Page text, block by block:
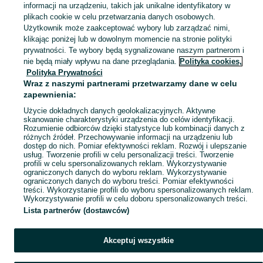
KATEGORIA
Skorzystaj z największego serwisu ogłoszeniowego - Janów i okolice! Kupuj to, czego pragniesz i sprzedawaj to, czego już nie potrzebujesz! Zobacz
Mapa kategorii
Mapa miejscowości
Mapa ministron
Popularne wyszukiwania
informacji na urządzeniu, takich jak unikalne identyfikatory w
plikach cookie w celu przetwarzania danych osobowych.
Użytkownik może zaakceptować wybory lub zarządzać nimi,
klikając poniżej lub w dowolnym momencie na stronie polityki
prywatności. Te wybory będą sygnalizowane naszym partnerom i
nie będą miały wpływu na dane przeglądania. Polityka cookies,
Polityka Prywatności
Wraz z naszymi partnerami przetwarzamy dane w celu
zapewnienia:
Użycie dokładnych danych geolokalizacyjnych. Aktywne
skanowanie charakterystyki urządzenia do celów identyfikacji.
Rozumienie odbiorców dzięki statystyce lub kombinacji danych z
różnych źródeł. Przechowywanie informacji na urządzeniu lub
dostęp do nich. Pomiar efektywności reklam. Rozwój i ulepszanie
usług. Tworzenie profili w celu personalizacji treści. Tworzenie
profili w celu spersonalizowanych reklam. Wykorzystywanie
ograniczonych danych do wyboru reklam. Wykorzystywanie
ograniczonych danych do wyboru treści. Pomiar efektywności
treści. Wykorzystanie profili do wyboru spersonalizowanych reklam.
Wykorzystywanie profili w celu doboru spersonalizowanych treści.
Lista partnerów (dostawców)
Akceptuj wszystkie